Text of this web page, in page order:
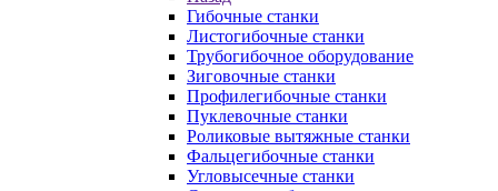
Гибочные станки
Листогибочные станки
Трубогибочное оборудование
Зиговочные станки
Профилегибочные станки
Пуклевочные станки
Роликовые вытяжные станки
Фальцегибочные станки
Угловысечные станки